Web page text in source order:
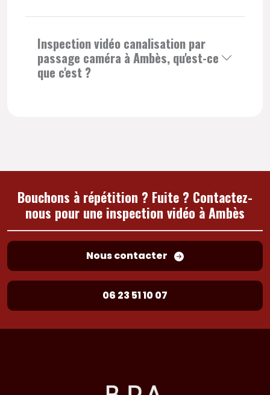
Inspection vidéo canalisation par
passage caméra à Ambès, qu'est-ce
que c'est ?
Bouchons à répétition ? Fuite ? Contactez-
nous pour une inspection vidéo à Ambès
Nous contacter
06 23 51 10 07